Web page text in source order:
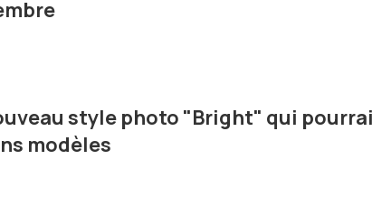
style photo "Bright" qui
modèles